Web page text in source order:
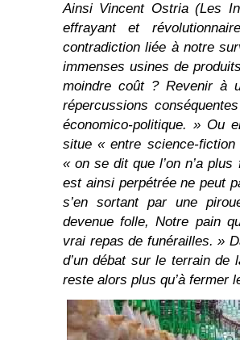
Ainsi Vincent Ostria (Les
effrayant et
contradiction liée à notre
immenses usines de
moindre coût ? Revenir à
répercussions
économico-politique. » Ou
situe « entre science-
« on se dit que l’on n’a plus
est ainsi perpétrée ne peut
s’en sortant par une
devenue folle, Notre pain
vrai repas de funérailles. »
d’un débat sur le terrain de
reste alors plus qu’à fermer